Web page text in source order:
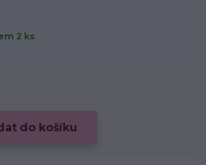
2 ks
do košíku